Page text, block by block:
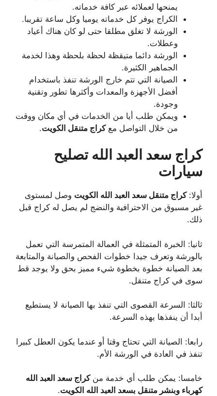
يمنحها لعملائه عبر كافة خدماته.
الكراج يوفر كل خدماته يوميا وكل ساعة تقريبا.
الورشة لا تغلق مطلقا حتى لو كان هناك أعياد
وعطلات.
الورشة دائما متيقظة لحظة بلحظة وهذا لخدمة
الجماهير الكثيرة.
الصيانة التي تتم خارج الورشة تنفذ باستخدام
أفضل الأجهزة والمعدات وأكثرها تطور وتقنية
وجودة.
ويمكن طلب أيا من الخدمات في أي مكان ووقت
من خلال التواصل معكراج متنقل الكويت.
كراج سعد العبد الله تصليح
سيارات
أولا:كراج متنقل سعد العبد الله الكويت وصل لمستوى
غير مسبوق من الاحترافية والنضج لم يصل له كراج قبل
ذلك.
ثانيا: الخبرة المتمثلة في العمالة المتمرسة التي تعمل
بالورشة وتعرف جيدا خطوات الفحص والصيانة والمتابعة
بعد الصيانة خطوة بخطوة شيء مميز بحق ولا يوجد قط
سوى في كراج متنقل.
ثالثا: السرعة القصوى التي تنفذ بها الصيانة لا يستطيع
أبدا أن ينفذها بهذه السرعة.
رابعا: الصيانة التي تحتاج وقتا أو عندما يكون العطل كبيرا
تنفذ في العادة في الورشة الأم.
خامسا: يمكن طلب أي خدمة منكراج سعد العبد الله
كهرباء وبنشر متنقل بسعد العبد الله الكويت.